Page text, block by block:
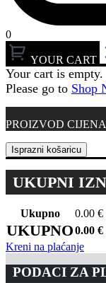
0
YOUR CART
Your cart is empty.
Please go to Shop
PROIZVOD CIJENA
Isprazni košaricu
UKUPNI
Ukupno 0.00 €
UKUPNO0.00 €
Kreni na plaćanje
PODACI ZA